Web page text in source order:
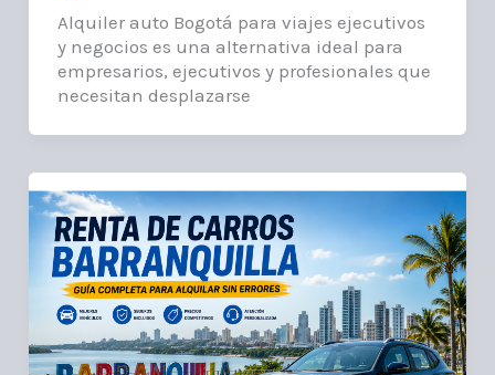
Alquiler auto Bogotá para viajes ejecutivos
y negocios es una alternativa ideal para
empresarios, ejecutivos y profesionales que
necesitan desplazarse